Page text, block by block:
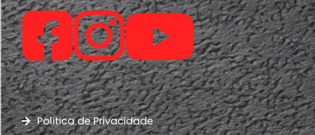
Política de Privacidade